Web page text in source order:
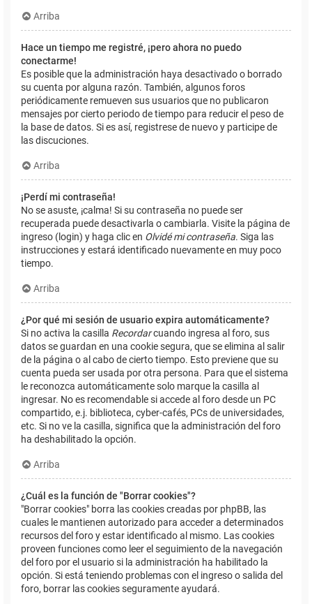
Arriba
Hace un tiempo me registré, ¡pero ahora no puedo
conectarme!
Es posible que la administración haya desactivado o borrado
su cuenta por alguna razón. También, algunos foros
periódicamente remueven sus usuarios que no publicaron
mensajes por cierto periodo de tiempo para reducir el peso de
la base de datos. Si es así, registrese de nuevo y participe de
las discuciones.
Arriba
¡Perdí mi contraseña!
No se asuste, ¡calma! Si su contraseña no puede ser
recuperada puede desactivarla o cambiarla. Visite la página de
ingreso (login) y haga clic en Olvidé mi contraseña. Siga las
instrucciones y estará identificado nuevamente en muy poco
tiempo.
Arriba
¿Por qué mi sesión de usuario expira automáticamente?
Si no activa la casilla Recordarcuando ingresa al foro, sus
datos se guardan en una cookie segura, que se elimina al salir
de la página o al cabo de cierto tiempo. Esto previene que su
cuenta pueda ser usada por otra persona. Para que el sistema
le reconozca automáticamente solo marque la casilla al
ingresar. No es recomendable si accede al foro desde un PC
compartido, e.j. biblioteca, cyber-cafés, PCs de universidades,
etc. Si no ve la casilla, significa que la administración del foro
ha deshabilitado la opción.
Arriba
¿Cuál es la función de "Borrar cookies"?
"Borrar cookies" borra las cookies creadas por phpBB, las
cuales le mantienen autorizado para acceder a determinados
recursos del foro y estar identificado al mismo. Las cookies
proveen funciones como leer el seguimiento de la navegación
del foro por el usuario si la administración ha habilitado la
opción. Si está teniendo problemas con el ingreso o salida del
foro, borrar las cookies seguramente ayudará.